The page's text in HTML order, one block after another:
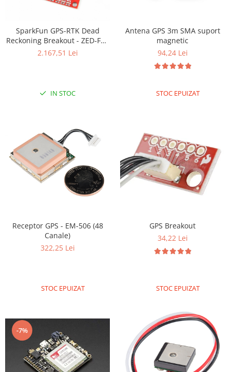
SparkFun GPS-RTK Dead
Reckoning Breakout - ZED-F9R
(Qwiic)
2.167,51 Lei
IN STOC
Antena GPS 3m SMA suport
magnetic
94,24 Lei
STOC EPUIZAT
Receptor GPS - EM-506 (48
Canale)
322,25 Lei
STOC EPUIZAT
GPS Breakout
34,22 Lei
STOC EPUIZAT
-7%